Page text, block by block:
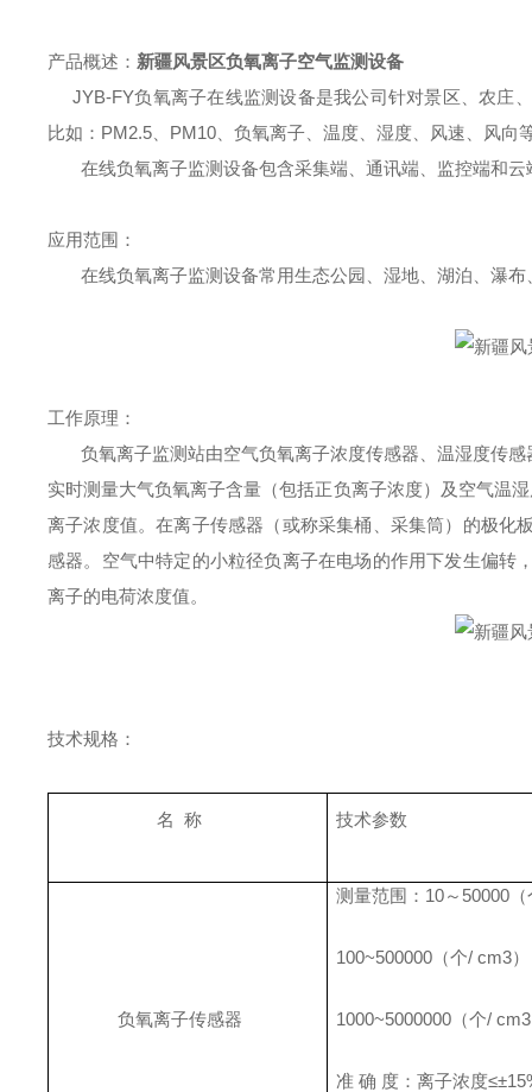
产品概述： 新疆风景区负氧离子空气监测设备
JYB-FY负氧离子在线监测设备是我公司针对景区、农庄
比如： PM2.5 PM10 、负氧离子、温度、湿度、风速、风向
在线负氧离子监测设备包含采集端、通讯端、监控端和
应用范围：
在线负氧离子监测设备常用生态公园、湿地、湖泊、瀑
工作原理：
负氧离子监测站由空气负氧离子浓度传感器、温湿度传
实时测量大气负氧离子含量（包括正负离子浓度）及空气温
离子浓度值。在离子传感器（或称采集桶、采集筒）的极化
感器。空气中特定的小粒径负离子在电场的作用下发生偏转
离子的电荷浓度值。
技术规格：
名 称 技术参数
负氧离子传感器
测量范围：10～50000
100~500000（个/ cm3）
1000~5000000（个/
准 确 度：离子浓度